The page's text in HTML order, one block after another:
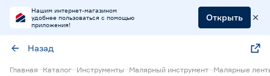
Нашим интернет-магазином
удобнее пользоваться с помощью
приложения!
Открыть
Назад
Главная Каталог Инструменты Малярный инструмент Малярные